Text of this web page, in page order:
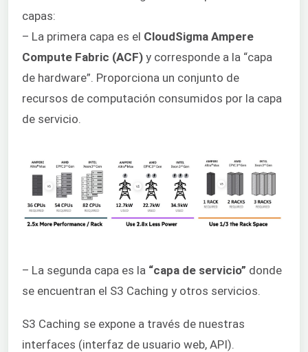
capas:
– La primera capa es el CloudSigma Ampere
Compute Fabric (ACF) y corresponde a la “capa
de hardware”. Proporciona un conjunto de
recursos de computación consumidos por la capa
de servicio.
– La segunda capa es la “capa de servicio” donde
se encuentran el S3 Caching y otros servicios.
S3 Caching se expone a través de nuestras
interfaces (interfaz de usuario web, API).